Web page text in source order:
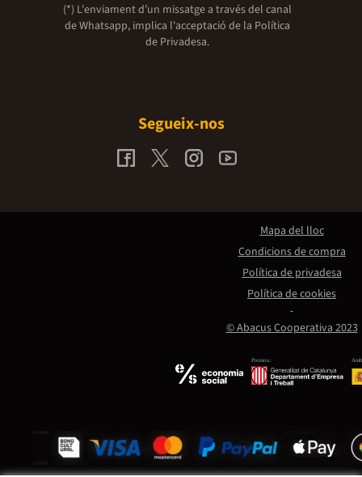
(*) L'enviament d’un missatge a través del canal
de Whatsapp, implica l'acceptació de la Política
de Privadesa.
Segueix-nos
Promou:
© Abacus Cooperativa 2023
Mapa del lloc
Condicions de compra
Política de privadesa
Política de cookies